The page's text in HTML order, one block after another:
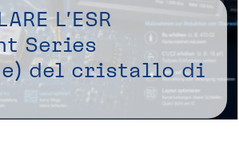
l'ESR
Series
del cristallo di